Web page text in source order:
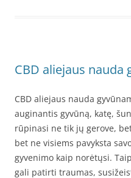
CBD aliejaus nauda
CBD aliejaus nauda
auginantis gyvūną, katę,
rūpinasi ne tik jų gerove,
bet ne visiems pavyksta
gyvenimo kaip norėtųsi.
gali patirti traumas,